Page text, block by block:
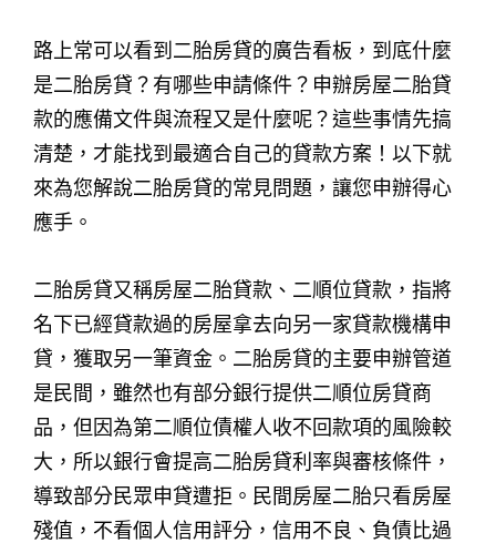
路上常可以看到二胎房貸的廣告看板，到底什麼
是二胎房貸？有哪些申請條件？申辦房屋二胎貸
款的應備文件與流程又是什麼呢？這些事情先搞
清楚，才能找到最適合自己的貸款方案！以下就
來為您解說二胎房貸的常見問題，讓您申辦得心
應手。
二胎房貸又稱房屋二胎貸款、二順位貸款，指將
名下已經貸款過的房屋拿去向另一家貸款機構申
貸，獲取另一筆資金。二胎房貸的主要申辦管道
是民間，雖然也有部分銀行提供二順位房貸商
品，但因為第二順位債權人收不回款項的風險較
大，所以銀行會提高二胎房貸利率與審核條件，
導致部分民眾申貸遭拒。民間房屋二胎只看房屋
殘值，不看個人信用評分，信用不良、負債比過